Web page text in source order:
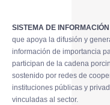
SISTEMA DE
que apoya la difusión y
información de importancia
participan de la cadena
sostenido por redes de
instituciones públicas y
vinculadas al sector.